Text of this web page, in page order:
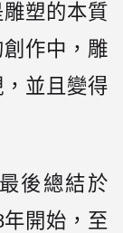
塑的本質
作中，雕
並且變得
後總結於
年開始，至